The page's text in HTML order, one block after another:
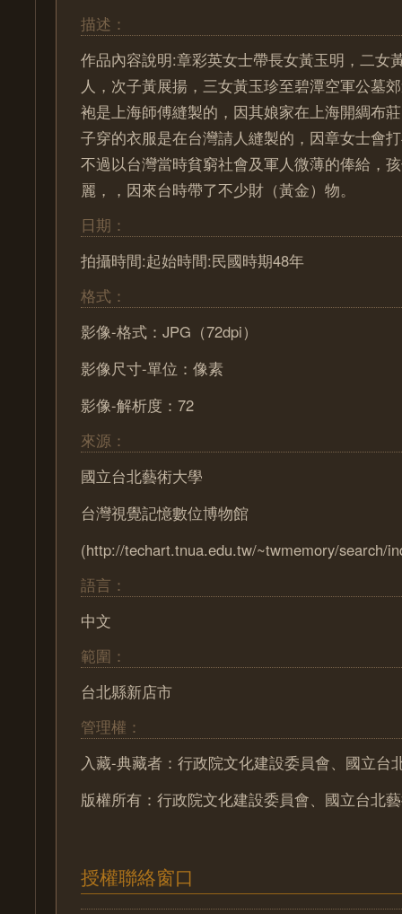
描述：
作品內容說明:章彩英女士帶長女黃玉明，二女
人，次子黃展揚，三女黃玉珍至碧潭空軍公墓
袍是上海師傅縫製的，因其娘家在上海開綢布
子穿的衣服是在台灣請人縫製的，因章女士會
不過以台灣當時貧窮社會及軍人微薄的俸給，
麗，，因來台時帶了不少財（黃金）物。
日期：
拍攝時間:起始時間:民國時期48年
格式：
影像-格式：JPG（72dpi）
影像尺寸-單位：像素
影像-解析度：72
來源：
國立台北藝術大學
台灣視覺記憶數位博物館
(http://techart.tnua.edu.tw/~twmemory/search/
語言：
中文
範圍：
台北縣新店市
管理權：
入藏-典藏者：行政院文化建設委員會、國立台
版權所有：行政院文化建設委員會、國立台北
授權聯絡窗口